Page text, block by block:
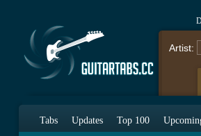
Artist:
Tabs Updates Top 100